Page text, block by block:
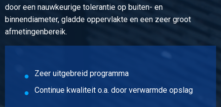
Stuks gewicht in kg
Bruto prijs
5100-0023-123
Ndl Gefosf Hydr Pneum Leidingbuis EN10305-4 12x3 E355
door een nauwkeurige tolerantie op buiten- en
binnendiameter, gladde oppervlakte en een zeer groot
afmetingenbereik.
Zeer uitgebreid programma
Continue kwaliteit o.a. door verwarmde opslag